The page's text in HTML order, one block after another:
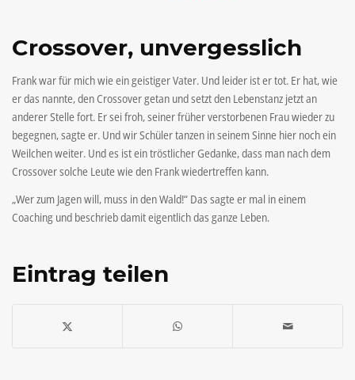
Crossover, unvergesslich
Frank war für mich wie ein geistiger Vater. Und leider ist er tot. Er hat, wie
er das nannte, den Crossover getan und setzt den Lebenstanz jetzt an
anderer Stelle fort. Er sei froh, seiner früher verstorbenen Frau wieder zu
begegnen, sagte er. Und wir Schüler tanzen in seinem Sinne hier noch ein
Weilchen weiter. Und es ist ein tröstlicher Gedanke, dass man nach dem
Crossover solche Leute wie den Frank wiedertreffen kann.
„Wer zum Jagen will, muss in den Wald!“ Das sagte er mal in einem
Coaching und beschrieb damit eigentlich das ganze Leben.
Eintrag teilen